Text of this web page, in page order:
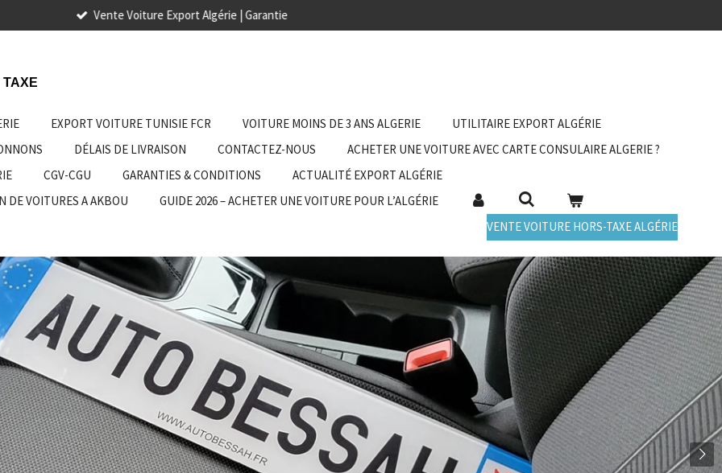
Vente Voiture Export Algérie | Garantie
TAXE
EXPORT VOITURE TUNISIE FCR VOITURE MOINS DE 3 ANS ALGERIE
UTILITAIRE EXPORT ALGÉRIE
DÉLAIS DE LIVRAISON CONTACTEZ-NOUS
ACHETER UNE VOITURE AVEC CARTE CONSULAIRE ALGERIE ?
CGV-CGU GARANTIES & CONDITIONS
ACTUALITÉ EXPORT ALGÉRIE
DE VOITURES A AKBOU
GUIDE 2026 – ACHETER UNE VOITURE POUR L’ALGÉRIE
VENTE VOITURE HORS-TAXE ALGÉRIE